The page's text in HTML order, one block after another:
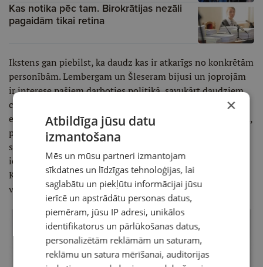
Kas notika pēc tam. Birokrātijas nezāli
pagaidām tikai retina
Ikstens gan piebilst, ka daudz kas ir atkarīgs no konkrētām
personībām. Lembergam un Šleseram bijusi un joprojām
ir interese pašiem darboties politikā, savukārt daudziem
citiem uzņēmējiem, īpaši tiem, kas nodarbojas ar
eksportu, nevis savu biznesu būvē uz valsts pasūtījumiem,
politika neinteresē vai interesē mazāk. "Daži uzskata, ka
sava partija – tā ir lieka greznība, bet mēģinājumi
ietekmēt politiku caur naudu, protams, nekur nepazudīs.
Kāda starpība, vai tos, kas to mēģina, sauc par oligarhiem
vai kā citādi."
×
Atbildīga jūsu datu
izmantošana
Mēs un mūsu partneri izmantojam
sīkdatnes un līdzīgas tehnoloģijas, lai
saglabātu un piekļūtu informācijai jūsu
ierīcē un apstrādātu personas datus,
piemēram, jūsu IP adresi, unikālos
identifikatorus un pārlūkošanas datus,
personalizētām reklāmām un saturam,
reklāmu un satura mērīšanai, auditorijas